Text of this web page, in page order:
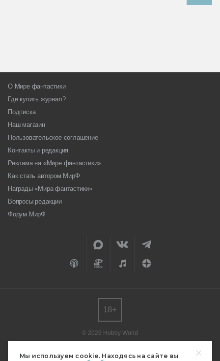
Мы используем cookie. Находясь на сайте вы
О Мире фантастики
Где купить журнал?
Подписка
Наш магазин
Пользовательское соглашение
Контакты и редакция
Реклама на «Мире фантастики»
Как стать автором МирФ
Награды «Мира фантастики»
Вопросы редакции
Форум МирФ
© 2026 Hobby World
редакции.
18+